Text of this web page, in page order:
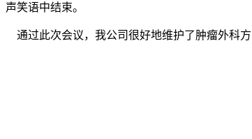
声笑语中结束。
通过此次会议，我公司很好地维护了肿瘤外科